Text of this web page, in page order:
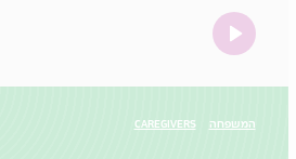
video
המשפחה CAREGIVERS